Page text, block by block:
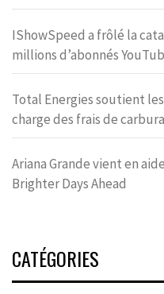
IShowSpeed a frôlé la
millions d’abonnés
Total Energies soutient
charge des frais de
Ariana Grande vient en
Brighter Days Ahead
CATÉGORIES